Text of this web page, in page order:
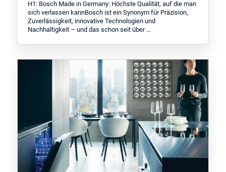
H1: Bosch Made in Germany: Höchste Qualität, auf die man
sich verlassen kannBosch ist ein Synonym für Präzision,
Zuverlässigkeit, innovative Technologien und
Nachhaltigkeit – und das schon seit über …